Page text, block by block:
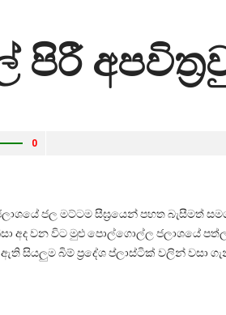
පිරී
0
ජල මට්ටම සීඝ්‍රයෙන් පහත බැසීමත්
අද වන විට මුළු පොල්ගොල්ල ජලාශයේ
බිම් ප්‍රදේශ ප්ලාස්ටික් වලින් වසා